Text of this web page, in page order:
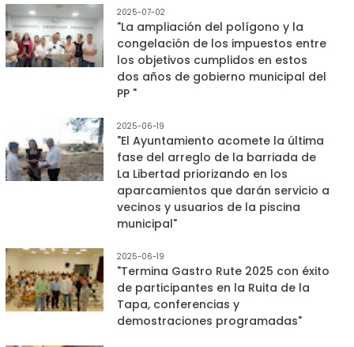
2025-07-02
"La ampliación del polígono y la
congelación de los impuestos entre
los objetivos cumplidos en estos
dos años de gobierno municipal del
PP "
2025-06-19
"El Ayuntamiento acomete la última
fase del arreglo de la barriada de
La Libertad priorizando en los
aparcamientos que darán servicio a
vecinos y usuarios de la piscina
municipal"
2025-06-19
"Termina Gastro Rute 2025 con éxito
de participantes en la Ruita de la
Tapa, conferencias y
demostraciones programadas"